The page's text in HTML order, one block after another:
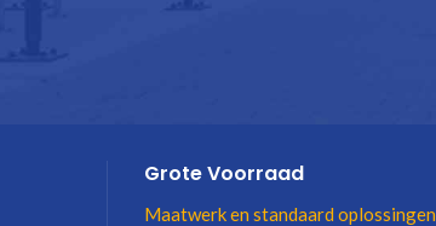
Grote Voorraad
Maatwerk en standaard oplossingen